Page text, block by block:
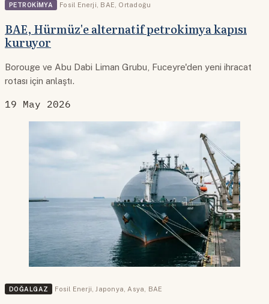
PETROKIMYA Fosil Enerji BAE Ortadoğu
BAE, Hürmüz'e alternatif petrokimya kapısı
kuruyor
Borouge ve Abu Dabi Liman Grubu, Fuceyre'den yeni ihracat
rotası için anlaştı.
19 May 2026
DOĞALGAZ Fosil Enerji Japonya Asya BAE